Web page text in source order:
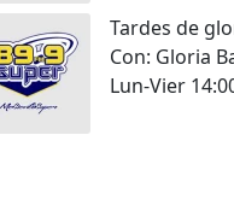
Tardes de
Con: Gloria
Lun-Vier